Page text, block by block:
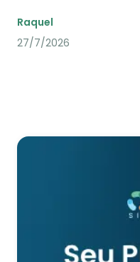
Raquel
27/7/2026